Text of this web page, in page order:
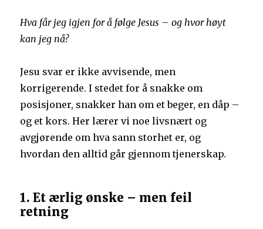
Hva får jeg igjen for å følge Jesus – og hvor høyt
kan jeg nå?
Jesu svar er ikke avvisende, men
korrigerende. I stedet for å snakke om
posisjoner, snakker han om et beger, en dåp –
og et kors. Her lærer vi noe livsnært og
avgjørende om hva sann storhet er, og
hvordan den alltid går gjennom tjenerskap.
1. Et ærlig ønske – men feil
retning